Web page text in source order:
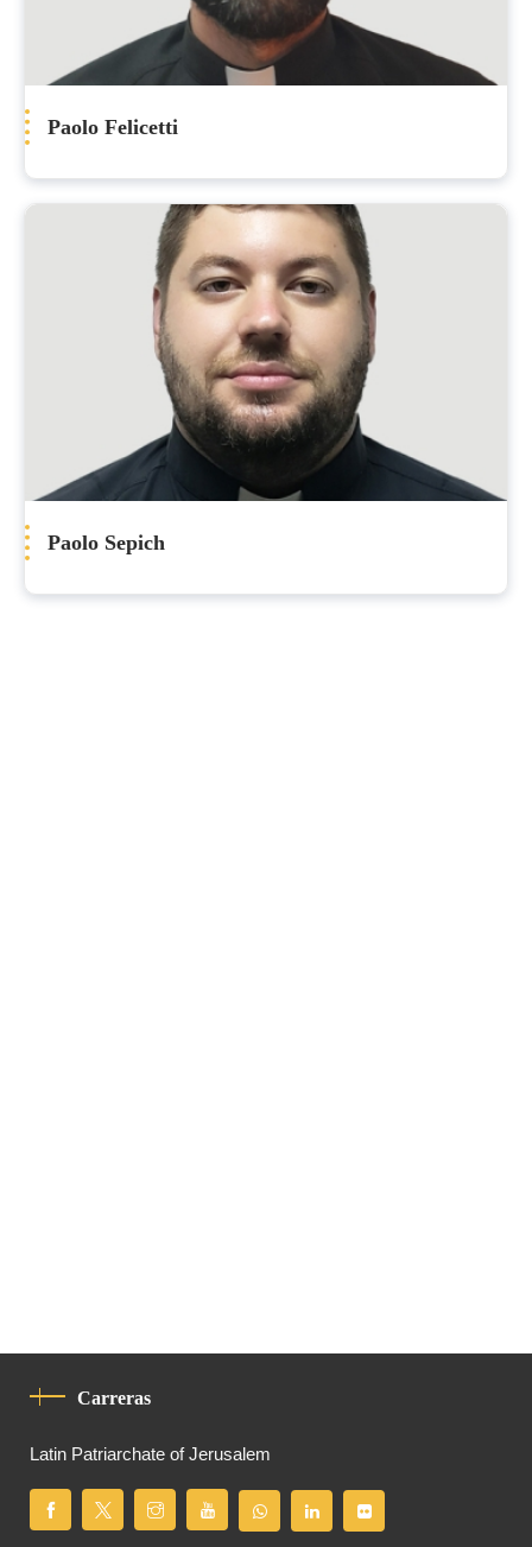
Paolo Felicetti
Paolo Sepich
Carreras
Latin Patriarchate of Jerusalem